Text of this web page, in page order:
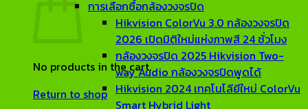
No products in the cart.
Return to shop
การเลือกซื้อกล้องวงจรปิด
Hikvision ColorVu 3.0 กล้องวงจรปิด
2026 เปิดมิติใหม่แห่งภาพสี 24 ชั่วโมง
กล้องวงจรปิด 2025 Hikvision Two-
way Audio กล้องวงจรปิดพูดได้
Hikvision 2024 เทคโนโลียีใหม่ ColorVu
Smart Hybrid Light